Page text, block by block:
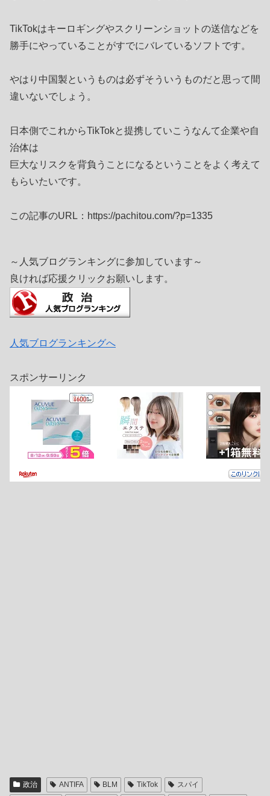
TikTokはキーロギングやスクリーンショットの送信などを
勝手にやっていることがすでにバレているソフトです。
やはり中国製というものは必ずそういうものだと思って間
違いないでしょう。
日本側でこれからTikTokと提携していこうなんて企業や自
治体は
巨大なリスクを背負うことになるということをよく考えて
もらいたいです。
この記事のURL：https://pachitou.com/?p=1335
～人気ブログランキングに参加しています～
良ければ応援クリックお願いします。
人気ブログランキングへ
スポンサーリンク
政治 ANTIFA BLM TikTok スパイ